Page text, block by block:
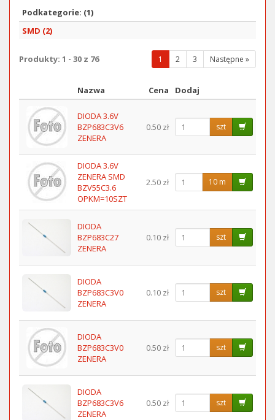
Podkategorie: (1)
SMD (2)
1
(wybrana
strona)
2 3 Następne »
Produkty: 1 - 30 z 76
Obraz
Nazwa Cena Dodaj
DIODA 3.6V
BZP683C3V6
ZENERA
0.50 zł szt
DIODA 3.6V
ZENERA SMD
BZV55C3.6
OPKM=10SZT
2.50 zł 10 m
DIODA
BZP683C27
ZENERA
0.10 zł szt
DIODA
BZP683C3V0
ZENERA
0.10 zł szt
DIODA
BZP683C3V0
ZENERA
0.50 zł szt
DIODA
BZP683C3V6
ZENERA
0.50 zł szt